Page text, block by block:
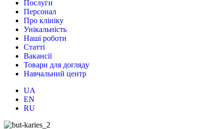
Послуги
Персонал
Про клініку
Унікальність
Наші роботи
Статті
Вакансії
Товари для догляду
Навчальний центр
UA
EN
RU